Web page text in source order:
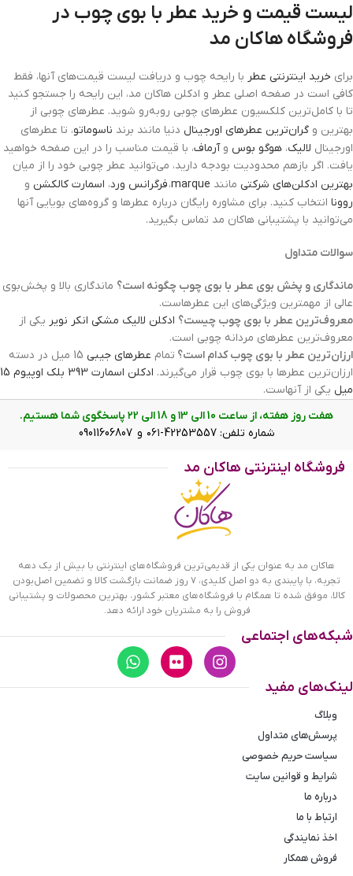
لیست قیمت و خرید عطر با بوی چوب در
فروشگاه هاکان مد
برای خرید اینترنتی عطر با رایحه چوب و دریافت لیست قیمت‌های آنها، فقط
کافی است در صفحه اصلی عطر و ادکلن هاکان مد، این رایحه را جستجو کنید
تا با کامل‌ترین کلکسیون عطرهای چوبی روبه‌رو شوید. عطرهای چوبی از
بهترین و گران‌ترین عطرهای اورجینال دنیا مانند برند ناسوماتو، تا عطرهای
اورجینال لالیک، هوگو بوس وآرماف، با قیمت مناسب را در این صفحه خواهید
یافت. اگر بازهم محدودیت بودجه دارید، می‌توانید عطر چوبی خود را از میان
بهترین ادکلن‌های شرکتی مانند marque،فرگرانس ورد، اسمارت کالکشن و
روونا انتخاب کنید. برای مشاوره رایگان درباره عطرها و گروه‌های بویایی آنها
می‌توانید با پشتیبانی هاکان مد تماس بگیرید.
سوالات متداول
ماندگاری و پخش بوی عطر با بوی چوب چگونه است؟ ماندگاری بالا و پخش‌بوی
عالی از مهمترین ویژگی‌های این عطرهاست.
معروف‌ترین عطر با بوی چوب چیست؟ ادکلن لالیک مشکی انکر نویر یکی از
معروف‌ترین عطرهای مردانه چوبی است.
ارزان‌ترین عطر با بوی چوب کدام است؟ تمام عطرهای جیبی
15 میل در دسته
ارزان‌ترین عطرها با بوی چوب قرار می‌گیرند.
ادکلن اسمارت 393 بلک اوپیوم 15
میل یکی از آنهاست.
هفت روز هفته، از ساعت 10 الی ۱3 و 18 الی ۲2 پاسخگوی شما هستیم.
شماره تلفن: 42253557-۰۶۱ و 09011606807
فروشگاه اینترنتی هاکان مد
هاکان مد به عنوان یکی از قدیمی‌ترین فروشگاه‌های اینترنتی با بیش از یک دهه
تجربه، با پایبندی به دو اصل کلیدی، ۷ روز ضمانت بازگشت کالا و تضمین اصل‌بودن
کالا، موفق شده تا همگام با فروشگاه‌های معتبر کشور، بهترین محصولات و پشتیبانی
فروش را به مشتریان خود ارائه دهد.
شبکه‌های اجتماعی
لینک‌های مفید
وبلاگ
پرسش‌های متداول
سیاست حریم خصوصی
شرایط و قوانین سایت
درباره ما
ارتباط با ما
اخذ نمایندگی
فروش همکار